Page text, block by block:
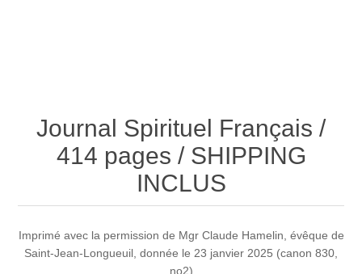
Journal Spirituel Français /
414 pages / SHIPPING
INCLUS
Imprimé avec la permission de Mgr Claude Hamelin, évêque de
Saint-Jean-Longueuil, donnée le 23 janvier 2025 (canon 830,
no2)